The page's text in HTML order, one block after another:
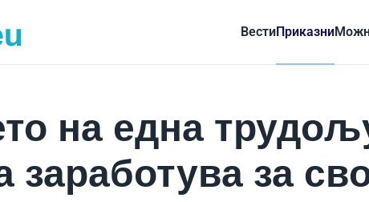
ВестиПриказни
на една
заработува за